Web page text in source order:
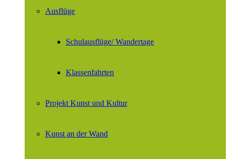
Ausflüge
Schulausflüge/ Wandertage
Klassenfahrten
Projekt Kunst und Kultur
Kunst an der Wand